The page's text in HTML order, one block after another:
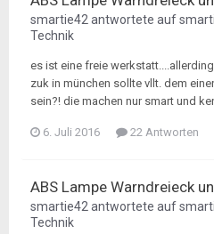
smartie42 antwortete auf
Technik
es ist eine freie
zuk in münchen sollte vllt. dem
sein?! die machen nur smart und
6. Juli 2016 22 Antworten
ABS Lampe Warndreieck
smartie42 antwortete auf
Technik